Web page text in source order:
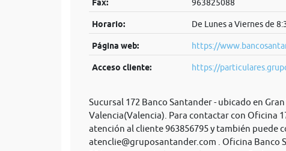
Fax: 963825088
Horario: De Lunes a Viernes de
Página web: https://
Acceso cliente: https://
Sucursal 172 Banco Santander - ubicado en
Valencia(Valencia). Para contactar con Oficina
atención al cliente 963856795 y también puede
atenclie@gruposantander.com . Oficina Banco